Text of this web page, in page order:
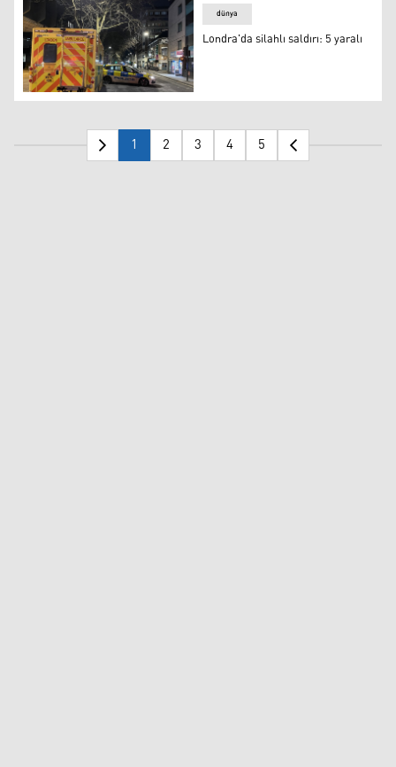
Londra'da silahlı saldırı: 5 yaralı
dünya
Londra'da silahlı saldırı: 5 yaralı
1 2 3 4 5